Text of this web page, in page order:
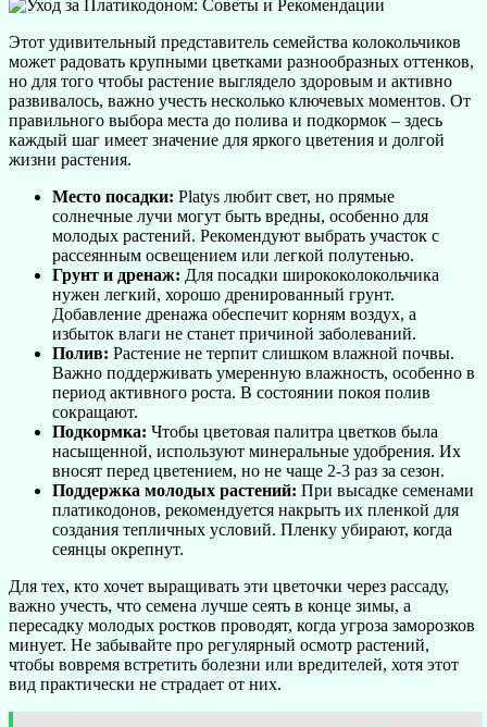
Этот удивительный представитель семейства колокольчиков
может радовать крупными цветками разнообразных оттенков,
но для того чтобы растение выглядело здоровым и активно
развивалось, важно учесть несколько ключевых моментов. От
правильного выбора места до полива и подкормок – здесь
каждый шаг имеет значение для яркого цветения и долгой
жизни растения.
Место посадки: Platys любит свет, но прямые
солнечные лучи могут быть вредны, особенно для
молодых растений. Рекомендуют выбрать участок с
рассеянным освещением или легкой полутенью.
Грунт и дренаж: Для посадки ширококолокольчика
нужен легкий, хорошо дренированный грунт.
Добавление дренажа обеспечит корням воздух, а
избыток влаги не станет причиной заболеваний.
Полив: Растение не терпит слишком влажной почвы.
Важно поддерживать умеренную влажность, особенно в
период активного роста. В состоянии покоя полив
сокращают.
Подкормка: Чтобы цветовая палитра цветков была
насыщенной, используют минеральные удобрения. Их
вносят перед цветением, но не чаще 2-3 раз за сезон.
Поддержка молодых растений: При высадке семенами
платикодонов, рекомендуется накрыть их пленкой для
создания тепличных условий. Пленку убирают, когда
сеянцы окрепнут.
Для тех, кто хочет выращивать эти цветочки через рассаду,
важно учесть, что семена лучше сеять в конце зимы, а
пересадку молодых ростков проводят, когда угроза заморозков
минует. Не забывайте про регулярный осмотр растений,
чтобы вовремя встретить болезни или вредителей, хотя этот
вид практически не страдает от них.